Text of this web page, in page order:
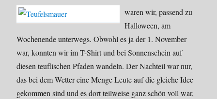
waren wir, passend zu
Halloween, am
Wochenende unterwegs. Obwohl es ja der 1. November
war, konnten wir im T-Shirt und bei Sonnenschein auf
diesen teuflischen Pfaden wandeln. Der Nachteil war nur,
das bei dem Wetter eine Menge Leute auf die gleiche Idee
gekommen sind und es dort teilweise ganz schön voll war,